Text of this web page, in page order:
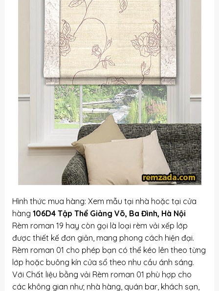
Hình thức mua hàng: Xem mẫu tại nhà hoặc tại cửa
hàng 106D4 Tập Thể Giảng Võ, Ba Đình, Hà Nội
Rèm roman 19 hay còn gọi là loại rèm vải xếp lớp
được thiết kế đơn giản, mang phong cách hiện đại.
Rèm roman 01 cho phép bạn có thể kéo lên theo từng
lớp hoặc buông kín cửa sổ theo nhu cầu ánh sáng.
Với Chất liệu bằng vải Rèm roman 01 phù hợp cho
các không gian như; nhà hàng, quán bar, khách sạn,